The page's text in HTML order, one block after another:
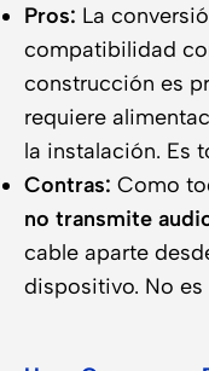
Pros: La
compatibilidad
construcción es
requiere
la instalación. Es
Contras: Como
no transmite
cable aparte
dispositivo. No